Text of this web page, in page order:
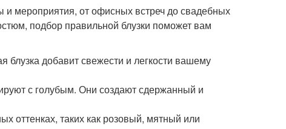
мероприятия, от офисных встреч до свадебных
подбор правильной блузки поможет вам
блузка добавит свежести и легкости вашему
с голубым. Они создают сдержанный и
оттенках, таких как розовый, мятный или